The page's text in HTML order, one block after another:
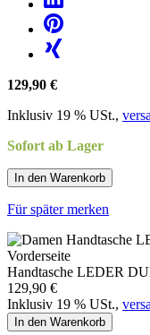
129,90 €
Inklusiv 19 % USt.,
Sofort ab Lager
In den Warenkorb
Für später merken
Handtasche LEDER
129,90 €
Inklusiv 19 % USt.,
In den Warenkorb